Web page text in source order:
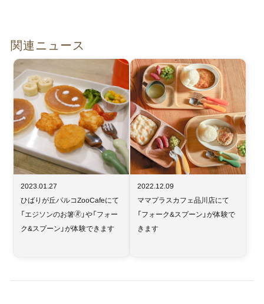
関連ニュース
2023.01.27
ひばりが丘パルコZooCafeにて
「エジソンのお箸🄬」や「フォー
ク&スプーン」が体験できます
2022.12.09
ママプラスカフェ品川店にて
「フォーク&スプーン」が体験で
きます